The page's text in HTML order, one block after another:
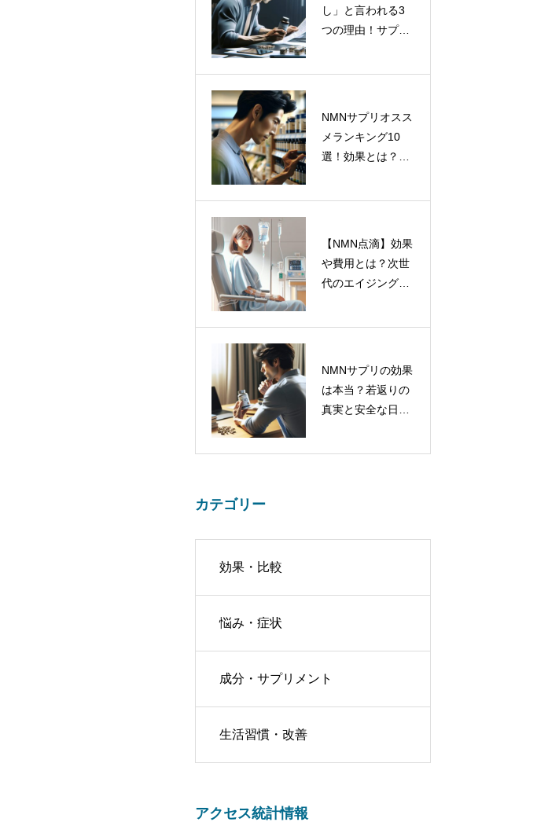
し」と言われる3
つの理由！サプリ
NMNサプリオスス
メランキング10
選！効果とは？人
【NMN点滴】効果
や費用とは？次世
代のエイジングケ
NMNサプリの効果
は本当？若返りの
真実と安全な日本
なし」と言われ
る3つの理由！
NMNサプリオ
ススメランキン
グ10選！効果
【NMN点滴】
効果や費用と
は？次世代のエ
NMNサプリの
効果は本当？若
返りの真実と安
カテゴリー
効果・比較
悩み・症状
成分・サプリメント
生活習慣・改善
アクセス統計情報